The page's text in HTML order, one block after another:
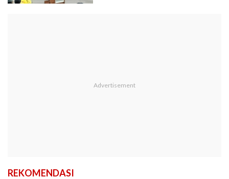
REKOMENDASI